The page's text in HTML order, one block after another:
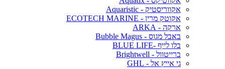
אקווריסטיק - Aquaristic
אקוטק מרין - ECOTECH MARINE
ארקה - ARKA
באבל מגוס - Bubble Magus
בלו לייף -BLUE LIFE
ברייטוול - Brightwell
גי אייץ אל - GHL